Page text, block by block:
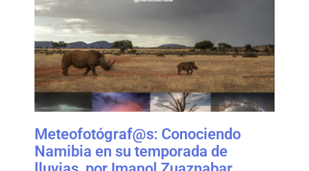
Meteofotógraf@s: Conociendo
Namibia en su temporada de